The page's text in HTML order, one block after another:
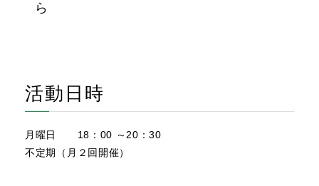
ら
活動日時
月曜日 18：00 ～20：30
不定期（月２回開催）